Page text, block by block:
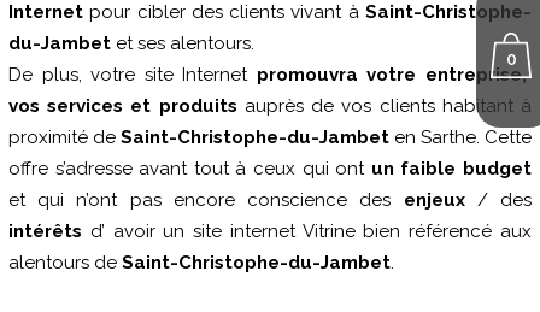
0
Internet pour cibler des clients vivant à Saint-Christophe-
du-Jambet et ses alentours.
De plus, votre site Internet promouvra votre entreprise,
vos services et produits auprès de vos clients habitant à
proximité de Saint-Christophe-du-Jambet en Sarthe. Cette
offre s’adresse avant tout à ceux qui ont un faible budget
et qui n’ont pas encore conscience des enjeux/ des
intérêts d’ avoir un site internet Vitrine bien référencé aux
alentours de Saint-Christophe-du-Jambet.